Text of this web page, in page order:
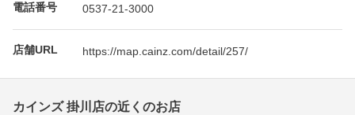
電話番号 0537-21-3000
店舗URL https://map.cainz.com/detail/257/
カインズ 掛川店の近くのお店